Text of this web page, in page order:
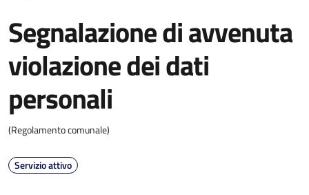
Segnalazione di avvenuta
violazione dei dati
personali
(Regolamento comunale)
Servizio attivo